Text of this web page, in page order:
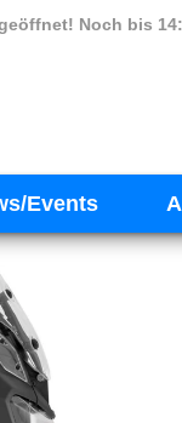
Noch bis
Events